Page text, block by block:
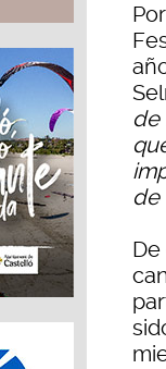
de
de